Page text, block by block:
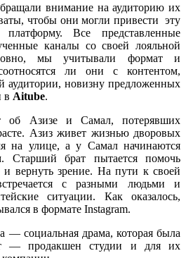
внимание на аудиторию их
чтобы они могли привести эту
Все представленные
каналы со своей лояльной
мы учитывали формат и
ли они с контентом,
аудитории, новизну предложенных
в Aitube.
об Азизе и Самал, потерявших
Азиз живет жизнью дворовых
на улице, а у Самал начинаются
Старший брат пытается помочь
и вернуть зрение. На пути к своей
с разными людьми и
ситуации. Как оказалось,
в формате Instagram.
— социальная драма, которая была
— продакшен студии и для их